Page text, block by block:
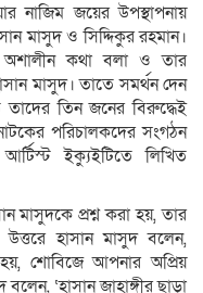
নাজিম জয়ের উপস্থাপনায়
মাসুদ ও সিদ্দিকুর রহমান।
অশালীন কথা বলা ও তার
মাসুদ। তাতে সমর্থন দেন
তাদের তিন জনের বিরুদ্ধেই
পরিচালকদের সংগঠন
ইক্যুইটিতে লিখিত
মাসুদকে প্রশ্ন করা হয়, তার
হাসান মাসুদ বলেন,
শোবিজে আপনার অপ্রিয়
‌‌‌‘হাসান জাহাঙ্গীর ছাড়া